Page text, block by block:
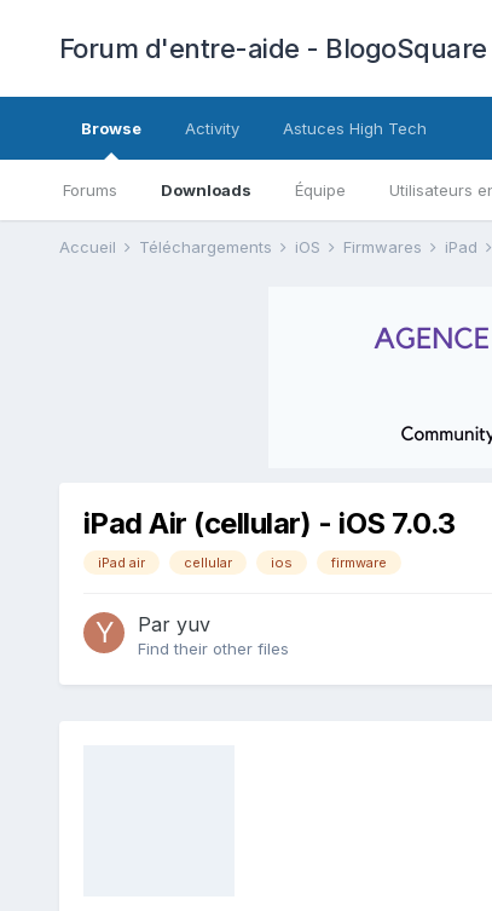
Forum d'entre-aide - BlogoSquare
Browse
Forums Downloads Équipe Utilisateurs
Activity Astuces High Tech
Accueil Téléchargements iOS Firmwares iPad
iPad Air (cellular) - iOS 7.0.3
iPad air cellular ios firmware
Par yuv
Find their other files